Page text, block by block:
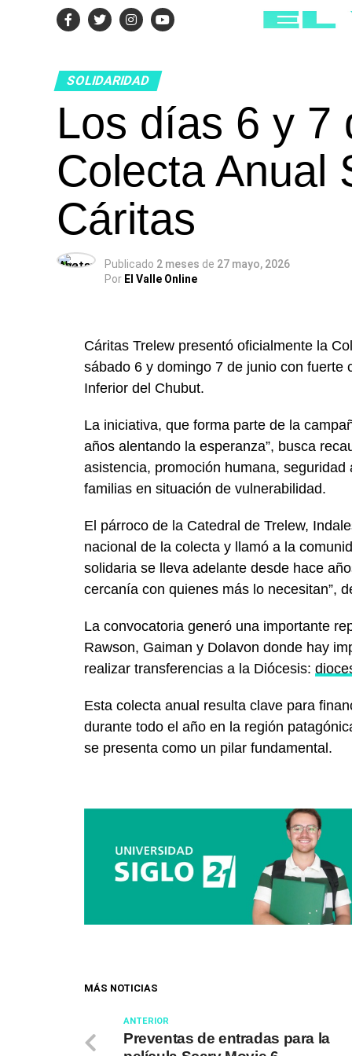
SOLIDARIDAD
Los días 6 y 7
Colecta Anual
Cáritas
Publicado 2 meses de 27 mayo, 2026
Por El Valle Online
Cáritas Trelew presentó oficialmente la
sábado 6 y domingo 7 de junio con fuerte
Inferior del Chubut.
La iniciativa, que forma parte de la
años alentando la esperanza”, busca
asistencia, promoción humana,
familias en situación de vulnerabilidad.
El párroco de la Catedral de Trelew,
nacional de la colecta y llamó a la
solidaria se lleva adelante desde hace
cercanía con quienes más lo necesitan”,
La convocatoria generó una importante
Rawson, Gaiman y Dolavon donde hay
realizar transferencias a la Diócesis:
Esta colecta anual resulta clave para
durante todo el año en la región
se presenta como un pilar fundamental.
MÁS NOTICIAS
ANTERIOR
Preventas de entradas para la